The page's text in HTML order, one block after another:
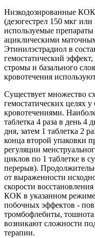
Низкодозированные КОК
(дезогестрел 150 мкг
используемые
ациклическими
Этинилэстрадиол в
гемостатический
стромы и базального
кровотечения
Существует множество
гемостатических целях
кровотечениями.
таблетка 4 раза в день 4
дня, затем 1 таблетка 2
конца второй упаковки
регуляции
циклов по 1 таблетке в
перерыв).
от выраженности
скорости
КОК в указанном режиме
побочных эффектов -
тромбофлебиты, тошнота
возникают сложности
терапии.